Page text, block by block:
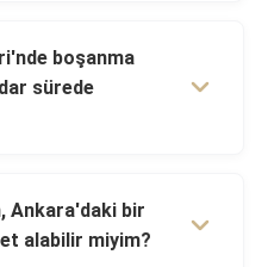
boşanma
sürede
Ankara'daki bir
alabilir miyim?